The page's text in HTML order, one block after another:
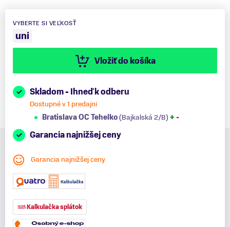
VYBERTE SI VEĽKOSŤ
uni
Vložiť do košíka
Skladom - Ihneď k odberu
Dostupné v 1 predajni
Bratislava OC Tehelko(Bajkalská 2/B) + -
Garancia najnižšej ceny
Garancia najnižšej ceny
Kalkulačka splátok